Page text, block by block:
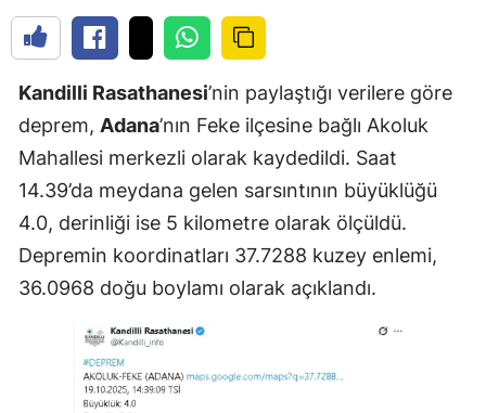
Kandilli Rasathanesi’nin paylaştığı verilere göre
deprem, Adana’nın Feke ilçesine bağlı Akoluk
Mahallesi merkezli olarak kaydedildi. Saat
14.39’da meydana gelen sarsıntının büyüklüğü
4.0, derinliği ise 5 kilometre olarak ölçüldü.
Depremin koordinatları 37.7288 kuzey enlemi,
36.0968 doğu boylamı olarak açıklandı.